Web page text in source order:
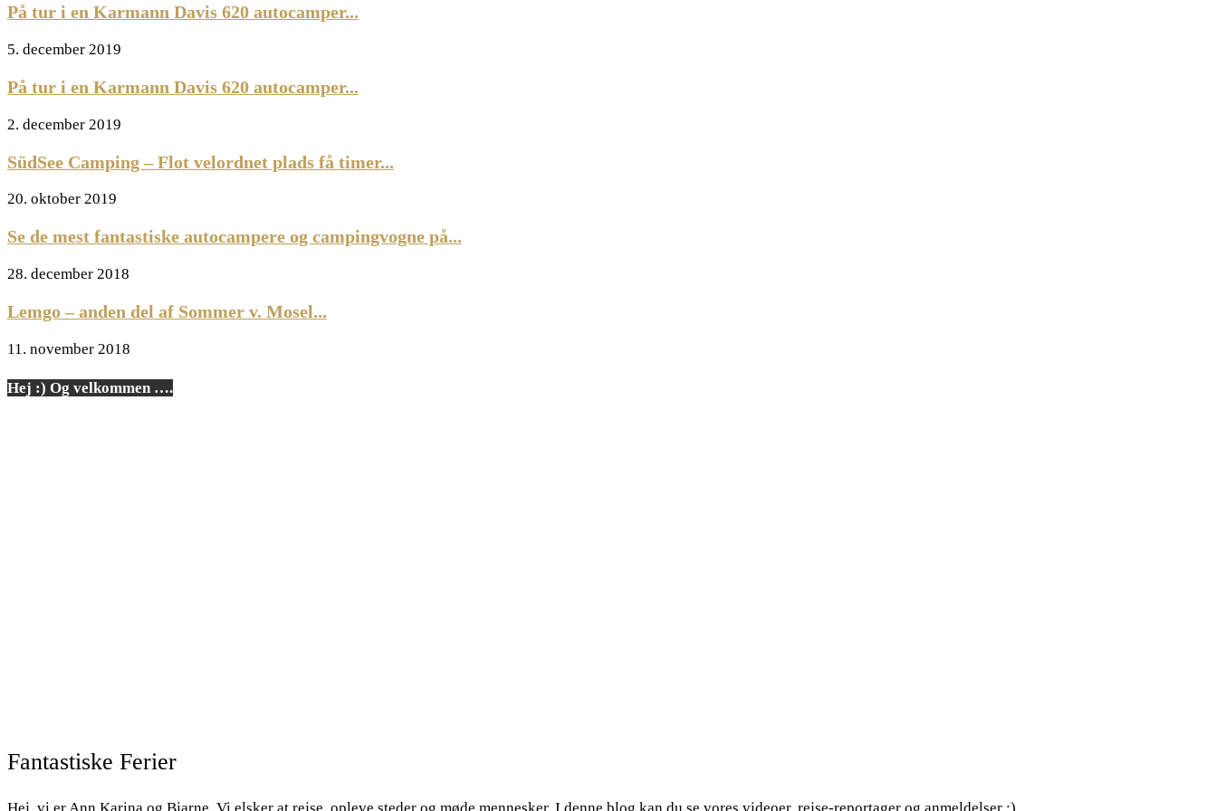
På tur i en Karmann Davis 620 autocamper...
5. december 2019
På tur i en Karmann Davis 620 autocamper...
2. december 2019
SüdSee Camping – Flot velordnet plads få timer...
20. oktober 2019
Se de mest fantastiske autocampere og campingvogne på...
28. december 2018
Lemgo – anden del af Sommer v. Mosel...
11. november 2018
Hej :) Og velkommen ….
Fantastiske Ferier